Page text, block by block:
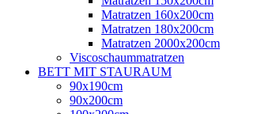
Matratzen 160x200cm
Matratzen 180x200cm
Matratzen 2000x200cm
Viscoschaummatratzen
BETT MIT STAURAUM
90x190cm
90x200cm